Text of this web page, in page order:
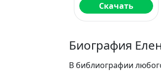
Скачать
Биография
В библиографии